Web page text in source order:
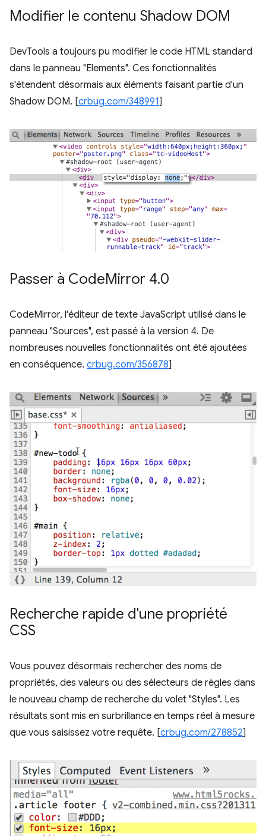
Modifier le contenu Shadow DOM
DevTools a toujours pu modifier le code HTML standard
dans le panneau "Elements". Ces fonctionnalités
s'étendent désormais aux éléments faisant partie d'un
Shadow DOM. [crbug.com/348991]
Passer à CodeMirror 4.0
CodeMirror, l'éditeur de texte JavaScript utilisé dans le
panneau "Sources", est passé à la version 4. De
nombreuses nouvelles fonctionnalités ont été ajoutées
en conséquence. crbug.com/356878]
Recherche rapide d'une propriété
CSS
Vous pouvez désormais rechercher des noms de
propriétés, des valeurs ou des sélecteurs de règles dans
le nouveau champ de recherche du volet "Styles". Les
résultats sont mis en surbrillance en temps réel à mesure
que vous saisissez votre requête. [crbug.com/278852]